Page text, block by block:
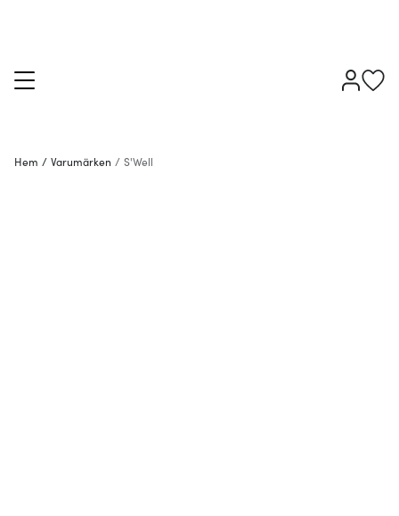
Hem / Varumärken / S'Well